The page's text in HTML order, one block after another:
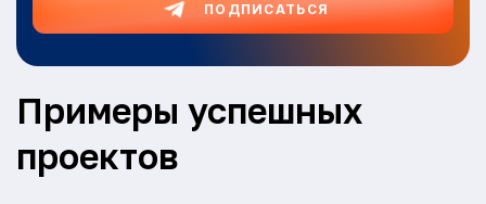
ПОДПИСАТЬСЯ
Примеры успешных
проектов